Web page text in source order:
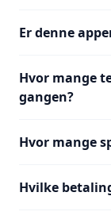
Er denne
Hvor mange
gangen?
Hvor mange
Hvilke